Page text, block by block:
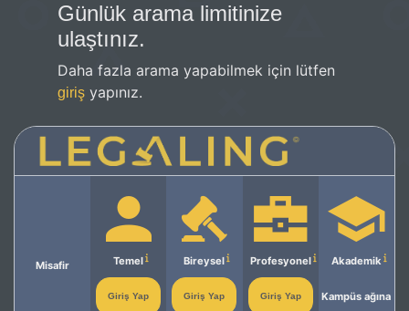
Günlük arama limitinize
ulaştınız.
Daha fazla arama yapabilmek için lütfen
giriş yapınız.
Misafir Temel
Giriş Yap
Bireysel
Giriş Yap
Profesyonel
Giriş Yap
Akademik
Kampüs ağına